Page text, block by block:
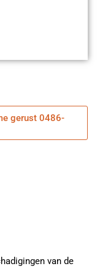
gerust 0486-
van de